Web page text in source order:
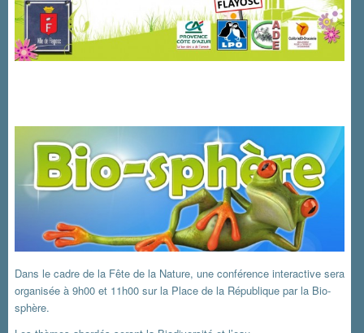
Dans le cadre de la Fête de la Nature, une conférence interactive sera
organisée à 9h00 et 11h00 sur la Place de la République par la Bio-
sphère.